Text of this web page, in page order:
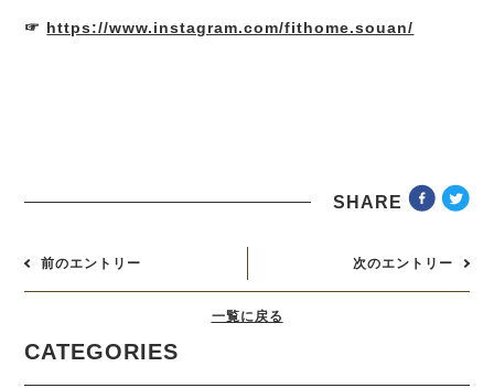
☞ https://www.instagram.com/fithome.souan/
SHARE
前のエントリー 次のエントリー
一覧に戻る
CATEGORIES